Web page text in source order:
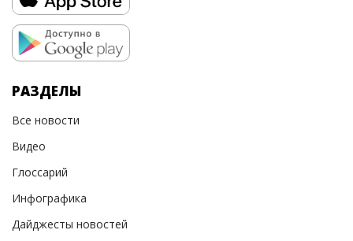
РАЗДЕЛЫ
Все новости
Видео
Глоссарий
Инфографика
Дайджесты новостей